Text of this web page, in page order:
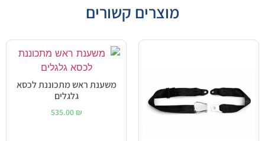
מוצרים קשורים
משענת ראש מתכוננת לכסא
גלגלים
535.00 ₪